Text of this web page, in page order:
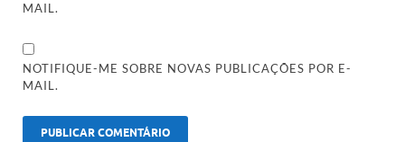
MAIL.
NOTIFIQUE-ME SOBRE NOVAS PUBLICAÇÕES POR E-
MAIL.